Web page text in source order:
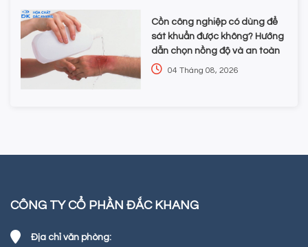
Cồn công nghiệp có dùng để
sát khuẩn được không? Hướng
dẫn chọn nồng độ và an toàn
04 Tháng 08, 2026
CÔNG TY CỔ PHẦN ĐẮC KHANG
Địa chỉ văn phòng: